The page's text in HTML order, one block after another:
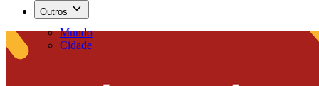
Outros
Mundo
Cidade